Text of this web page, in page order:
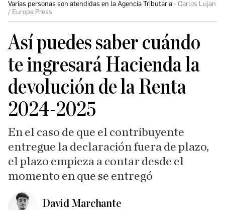
Varias personas son atendidas en la Agencia Tributaria
Carlos Lujan
/ Europa Press
Así puedes saber cuándo
te ingresará Hacienda la
devolución de la Renta
2024-2025
En el caso de que el contribuyente
entregue la declaración fuera de plazo,
el plazo empieza a contar desde el
momento en que se entregó
David Marchante